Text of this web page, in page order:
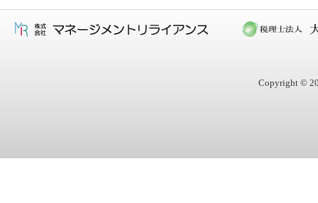
Copyright ©